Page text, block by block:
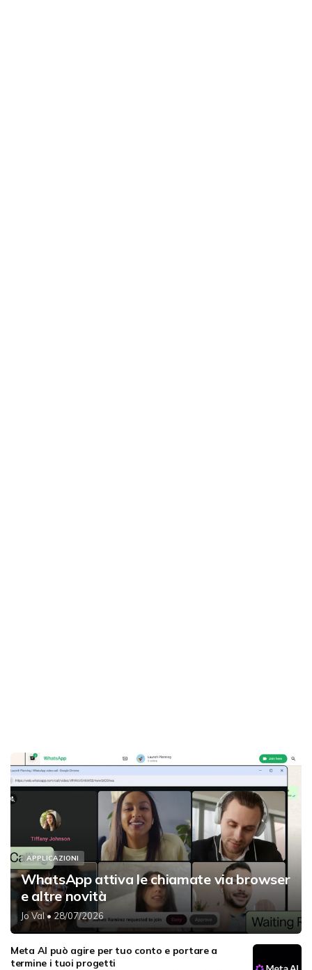
APPLICAZIONI
WhatsApp attiva le chiamate via browser
e altre novità
Jo Val• 28/07/2026
Meta AI può agire per tuo conto e portare a
termine i tuoi progetti